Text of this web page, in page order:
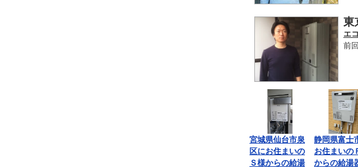
東
エ
前
宮城県仙台市泉
区にお住まいの
Ｓ様からの給湯
静岡県富士
お住まいの
からの給湯